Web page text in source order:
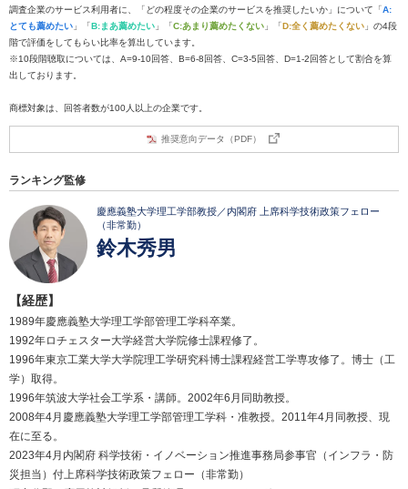
調査企業のサービス利用者に、「どの程度その企業のサービスを推奨したいか」について「A:
とても薦めたい 」「B:まあ薦めたい 」「C:あまり薦めたくない 」「D:全く薦めたくない 」の4段
階で評価をしてもらい比率を算出しています。
※10段階聴取については、A=9-10回答、B=6-8回答、C=3-5回答、D=1-2回答として割合を算
出しております。
商標対象は、回答者数が100人以上の企業です。
推奨意向データ（PDF）
ランキング監修
慶應義塾大学理工学部教授／内閣府 上席科学技術政策フェロー
（非常勤）
鈴木秀男
【経歴】
1989年慶應義塾大学理工学部管理工学科卒業。
1992年ロチェスター大学経営大学院修士課程修了。
1996年東京工業大学大学院理工学研究科博士課程経営工学専攻修了。博士（工
学）取得。
1996年筑波大学社会工学系・講師。2002年6月同助教授。
2008年4月慶應義塾大学理工学部管理工学科・准教授。2011年4月同教授、現
在に至る。
2023年4月内閣府 科学技術・イノベーション推進事務局参事官（インフラ・防
災担当）付上席科学技術政策フェロー（非常勤）